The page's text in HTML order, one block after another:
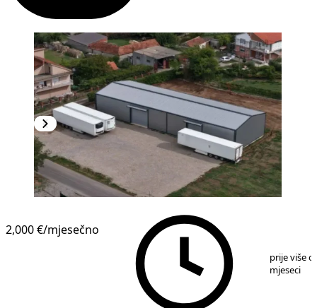
2,000 €/mjesečno
prije više
mjeseci